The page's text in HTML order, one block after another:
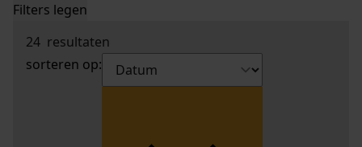
Filters legen
24 resultaten
sorteren op: